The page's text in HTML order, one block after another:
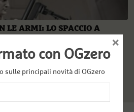
LE ARMI: LO SPACCIO A
con OGzero
sulle principali novità di OGzero
×